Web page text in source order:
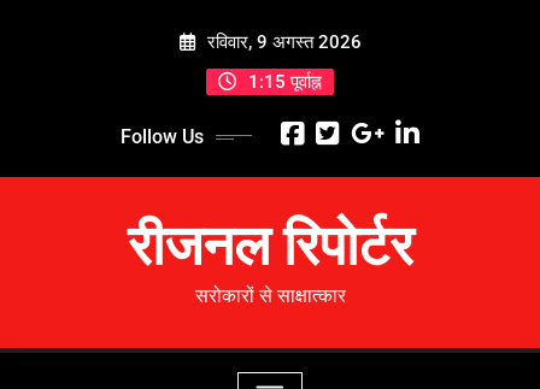
रविवार, 9 अगस्त 2026
1:15 पूर्वाह्न
Follow Us
रीजनल रिपोर्टर
सरोकारों से साक्षात्कार